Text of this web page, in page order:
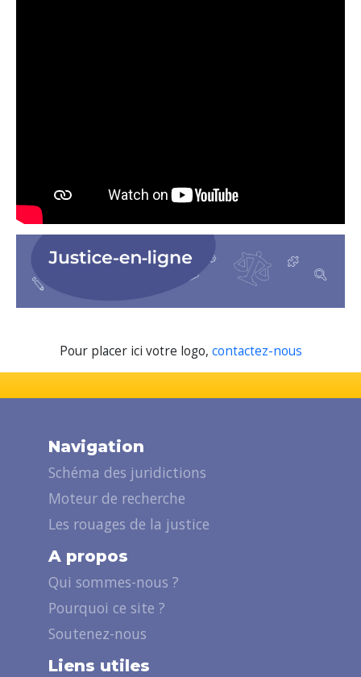
Pour placer ici votre logo, contactez-nous
Navigation
Schéma des juridictions
Moteur de recherche
Les rouages de la justice
A propos
Qui sommes-nous ?
Pourquoi ce site ?
Soutenez-nous
Liens utiles